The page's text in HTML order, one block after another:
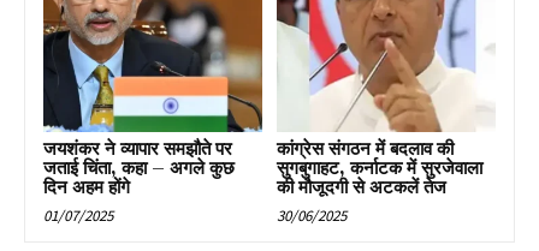
जयशंकर ने व्यापार समझौते पर
जताई चिंता, कहा – अगले कुछ
दिन अहम होंगे
01/07/2025
कांग्रेस संगठन में बदलाव की
सुगबुगाहट, कर्नाटक में सुरजेवाला
की मौजूदगी से अटकलें तेज
30/06/2025